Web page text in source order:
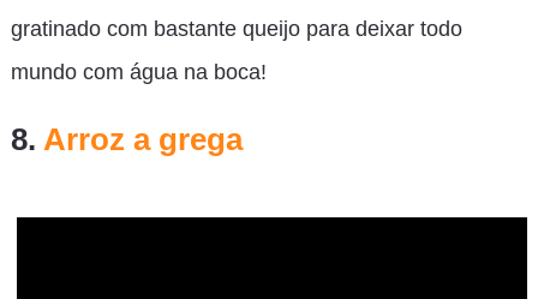
gratinado com bastante queijo para deixar todo
mundo com água na boca!
8. Arroz a grega